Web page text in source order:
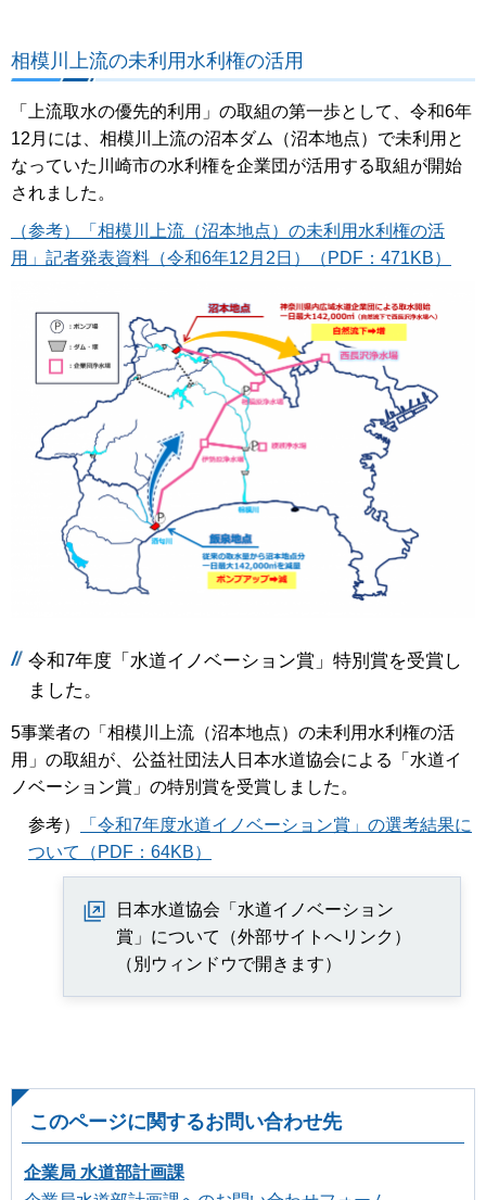
相模川上流の未利用水利権の活用
「上流取水の優先的利用」の取組の第一歩として、令和6年
12月には、相模川上流の沼本ダム（沼本地点）で未利用と
なっていた川崎市の水利権を企業団が活用する取組が開始
されました。
（参考）「相模川上流（沼本地点）の未利用水利権の活
用」記者発表資料（令和6年12月2日）（PDF：471KB）
令和7年度「水道イノベーション賞」特別賞を受賞し
ました。
5事業者の「相模川上流（沼本地点）の未利用水利権の活
用」の取組が、公益社団法人日本水道協会による「水道イ
ノベーション賞」の特別賞を受賞しました。
参考）
「令和7年度水道イノベーション賞」の選考結果に
ついて（PDF：64KB）
日本水道協会「水道イノベーション
賞」について（外部サイトへリンク）
（別ウィンドウで開きます）
このページに関するお問い合わせ先
企業局 水道部計画課